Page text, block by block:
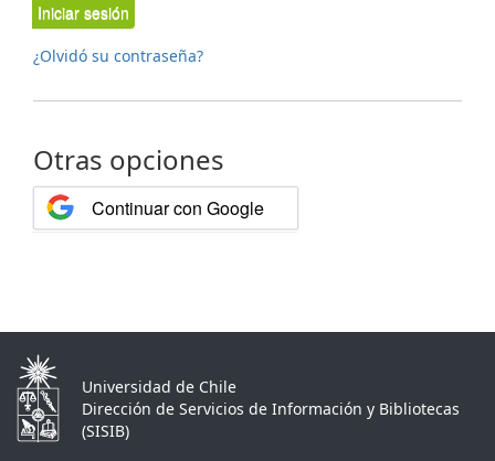
Iniciar sesión
¿Olvidó su contraseña?
Otras opciones
Continuar con Google
Universidad de Chile
Dirección de Servicios de Información y Bibliotecas
(SISIB)